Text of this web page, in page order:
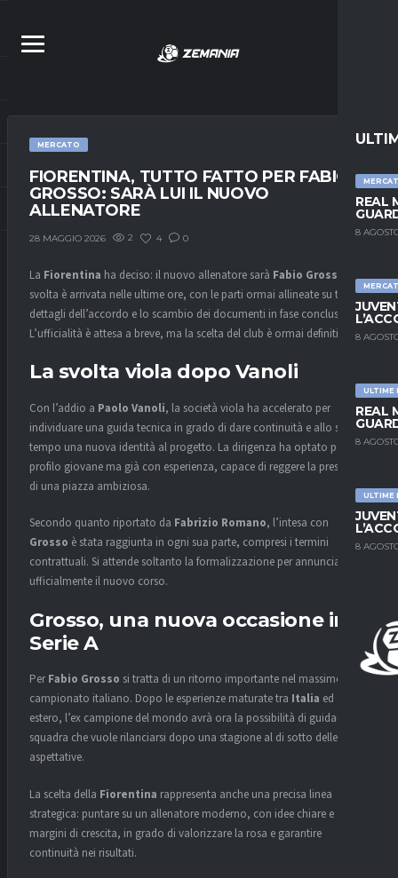
REAL
8
8
ULTIME
REAL
8
ULTIME
8
MERCATO
FIORENTINA, TUTTO FATTO PER FABIO
GROSSO: SARÀ LUI IL NUOVO
ALLENATORE
28 MAGGIO 2026 2 4 0
La Fiorentina ha deciso: il nuovo allenatore sarà Fabio Grosso
. La
svolta è arrivata nelle ultime ore, con le parti ormai allineate su tutti i
dettagli dell’accordo e lo scambio dei documenti in fase conclusiva.
L’ufficialità è attesa a breve, ma la scelta del club è ormai definitiva.
La svolta viola dopo Vanoli
Con l’addio a Paolo Vanoli, la società viola ha accelerato per
individuare una guida tecnica in grado di dare continuità e allo stesso
tempo una nuova identità al progetto. La dirigenza ha optato per un
profilo giovane ma già con esperienza, capace di reggere la pressione
di una piazza ambiziosa.
Secondo quanto riportato da Fabrizio Romano, l’intesa con
Grosso è stata raggiunta in ogni sua parte, compresi i termini
contrattuali. Si attende soltanto la formalizzazione per annunciare
ufficialmente il nuovo corso.
Grosso, una nuova occasione in
Serie A
PerFabio Grosso si tratta di un ritorno importante nel massimo
campionato italiano. Dopo le esperienze maturate tra Italia ed
estero, l’ex campione del mondo avrà ora la possibilità di guidare una
squadra che vuole rilanciarsi dopo una stagione al di sotto delle
aspettative.
La scelta della Fiorentina rappresenta anche una precisa linea
strategica: puntare su un allenatore moderno, con idee chiare e
margini di crescita, in grado di valorizzare la rosa e garantire
continuità nei risultati.